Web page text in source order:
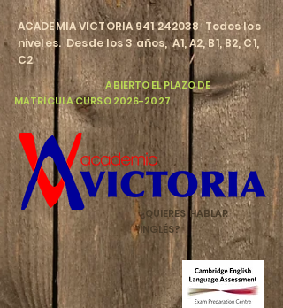
​ACADEMIA VICTORIA941 242038Todos los
niveles. Desde los 3 años, A1, A2, B1, B2, C1,
C2
​ABIERTO EL PLAZO DE
MATRÍCULA CURSO2026-2027
¿QUIERES HABLAR
INGLÉS?